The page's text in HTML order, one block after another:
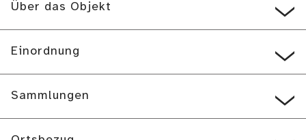
Über das Objekt
Einordnung
Sammlungen